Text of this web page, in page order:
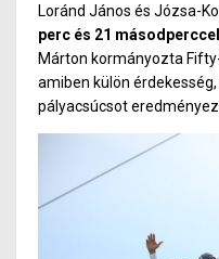
Loránd János és Józsa-
perc és 21 másodperccel
Márton kormányozta
amiben külön
pályacsúcsot